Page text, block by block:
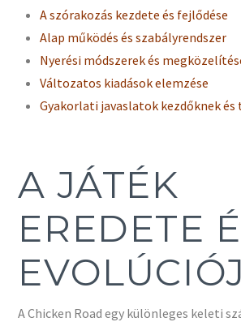
A szórakozás kezdete és fejlődése
Alap működés és szabályrendszer
Nyerési módszerek és
Változatos kiadások elemzése
Gyakorlati javaslatok kezdőknek
A JÁTÉK
EREDETE
A Chicken Road egy különleges keleti